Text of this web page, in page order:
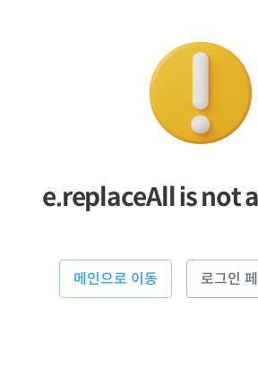
e.replaceAll is not
메인으로 이동 로그인